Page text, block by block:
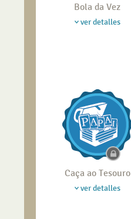
Bola da Vez
ver detalles
Caça ao Tesouro
ver detalles